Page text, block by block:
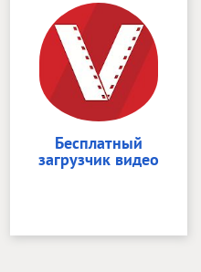
Бесплатный
загрузчик видео